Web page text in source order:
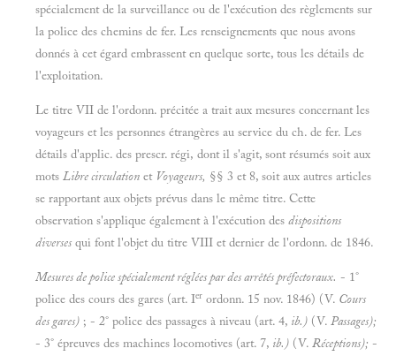
spécialement de la surveillance ou de l'exécution des règlements sur
la police des chemins de fer. Les renseignements que nous avons
donnés à cet égard embrassent en quelque sorte, tous les détails de
l'exploitation.
Le titre VII de l'ordonn. précitée a trait aux mesures concernant les
voyageurs et les personnes étrangères au service du ch. de fer. Les
détails d'applic. des prescr. régi, dont il s'agit, sont résumés soit aux
mots Libre circulation et Voyageurs, §§ 3 et 8, soit aux autres articles
se rapportant aux objets prévus dans le même titre. Cette
observation s'applique également à l'exécution des dispositions
diverses qui font l'objet du titre VIII et dernier de l'ordonn. de 1846.
Mesures de police spécialement réglées par des arrêtés préfectoraux. - 1°
police des cours des gares (art. Ier ordonn. 15 nov. 1846) (V. Cours
des gares) ; - 2° police des passages à niveau (art. 4, ib.) (V. Passages);
- 3° épreuves des machines locomotives (art. 7, ib.) (V. Réceptions); -